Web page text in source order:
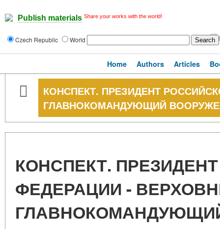
Publish materials Share your works with the world!
Czech Republic World
Home Authors Articles
КОНСПЕКТ. ПРЕЗИДЕНТ
ГЛАВНОКОМАНДУЮЩИЙ
КОНСПЕКТ.
ФЕДЕРАЦИИ -